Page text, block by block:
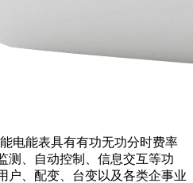
电能表具有有功无功分时费率
测、自动控制、信息交互等功
户、配变、台变以及各类企事业